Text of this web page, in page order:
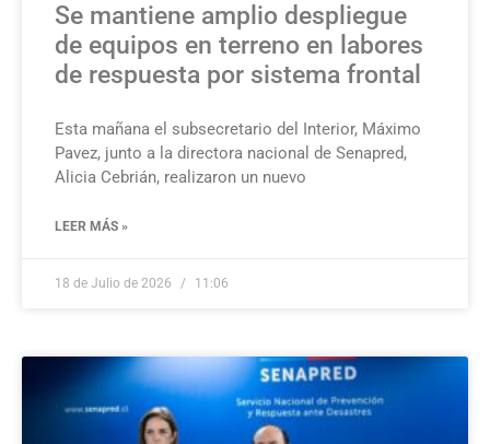
Se mantiene amplio despliegue
de equipos en terreno en labores
de respuesta por sistema frontal
Esta mañana el subsecretario del Interior, Máximo
Pavez, junto a la directora nacional de Senapred,
Alicia Cebrián, realizaron un nuevo
LEER MÁS »
18 de Julio de 2026 11:06